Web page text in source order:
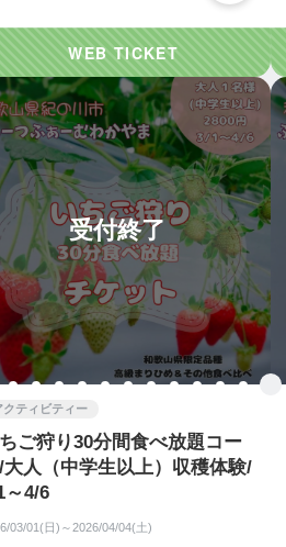
受付終了
クティビティー
ご狩り30分間食べ放題コー
大人（中学生以上）収穫体験/
～4/6
03/01(日)～2026/04/04(土)